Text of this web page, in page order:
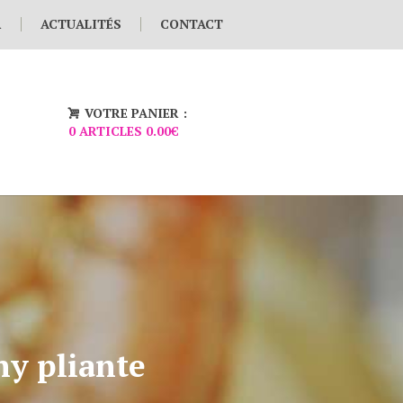
ACTUALITÉS CONTACT
VOTRE PANIER :
0 ARTICLES 0.00€
pliante